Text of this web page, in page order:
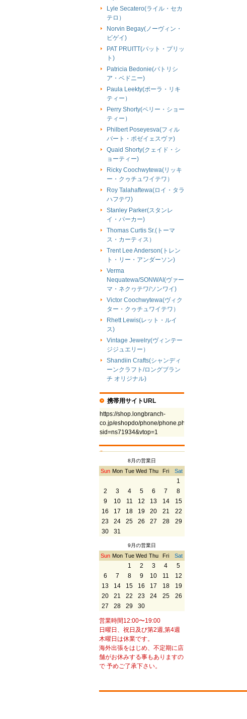
Lyle Secatero(ライル・セカ
テロ）
Norvin Begay(ノーヴィン・
ビゲイ)
PAT PRUITT(パット・プリッ
ト)
Patricia Bedonie(パトリシ
ア・ベドニー)
Paula Leekty(ポーラ・リキ
ティー）
Perry Shorty(ペリー・ショー
ティー）
Philbert Poseyesva(フィル
バート・ポゼイェスヴァ)
Quaid Shorty(クェイド・シ
ョーティー)
Ricky Coochwytewa(リッキ
ー・クゥチュワイテワ）
Roy Talahaftewa(ロイ・タラ
ハフテワ)
Stanley Parker(スタンレ
イ・パーカー)
Thomas Curtis Sr.(トーマ
ス・カーティス）
Trent Lee Anderson(トレン
ト・リー・アンダーソン)
Verma
Nequatewa/SONWAI(ヴァー
マ・ネクヮテワ/ソンワイ)
Victor Coochwytewa(ヴィク
ター・クゥチュワイテワ）
Rhett Lewis(レット・ルイ
ス)
Vintage Jewelry(ヴィンテー
ジジュエリー）
Shandiin Crafts(シャンディ
ーンクラフト/ロングブラン
チ オリジナル)
携帯用サイトURL
https://shop.longbranch-
co.jp/eshopdo/phone/phone.php?
sid=ns71934&vtop=1
8月の営業日
Sun Mon Tue Wed Thu Fri Sat
1
2
3 4 5 6 7
8
9
10 11 12 13 14
15
16
17 18 19 20 21
22
23
24 25 26 27 28
29
30
31
9月の営業日
Sun Mon Tue Wed Thu Fri Sat
1 2 3 4
5
6
7 8 9 10 11
12
13
14 15 16 17 18
19
20
21 22 23 24 25
26
27
28 29 30
営業時間12:00〜19:00
日曜日、祝日及び第2週,第4週
木曜日は休業です。
海外出張をはじめ、不定期に店
舗がお休みする事もありますの
で 予めご了承下さい。